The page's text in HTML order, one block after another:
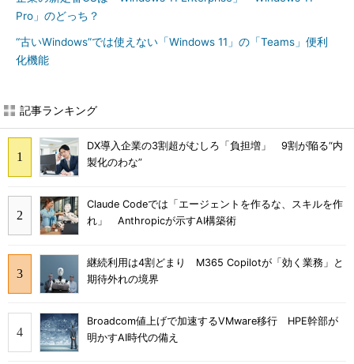
Pro」のどっち？
“古いWindows”では使えない「Windows 11」の「Teams」便利
化機能
記事ランキング
DX導入企業の3割超がむしろ「負担増」 9割が陥る“内
製化のわな”
Claude Codeでは「エージェントを作るな、スキルを作
れ」 Anthropicが示すAI構築術
継続利用は4割どまり M365 Copilotが「効く業務」と
期待外れの境界
Broadcom値上げで加速するVMware移行 HPE幹部が
明かすAI時代の備え